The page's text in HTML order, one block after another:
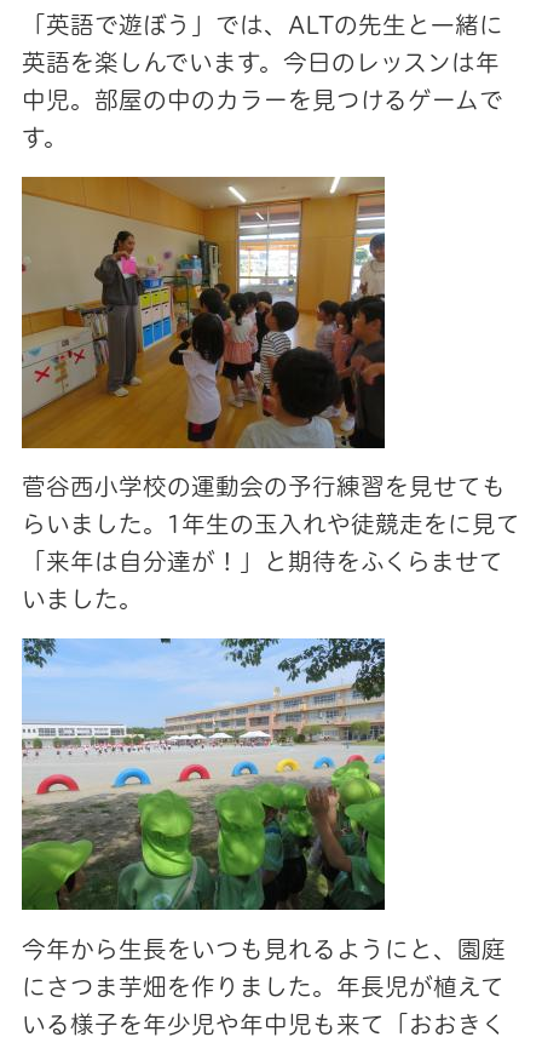
「英語で遊ぼう」では、ALTの先生と一緒に
英語を楽しんでいます。今日のレッスンは年
中児。部屋の中のカラーを見つけるゲームで
す。
菅谷西小学校の運動会の予行練習を見せても
らいました。1年生の玉入れや徒競走をに見て
「来年は自分達が！」と期待をふくらませて
いました。
今年から生長をいつも見れるようにと、園庭
にさつま芋畑を作りました。年長児が植えて
いる様子を年少児や年中児も来て「おおきく